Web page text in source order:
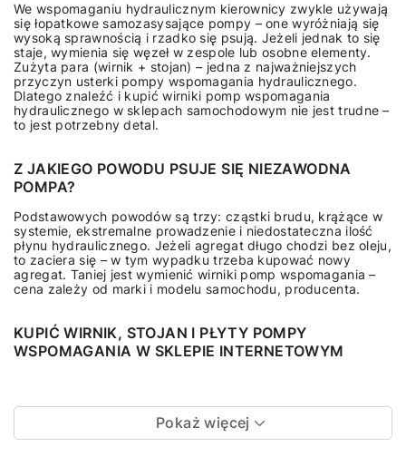
We wspomaganiu hydraulicznym kierownicy zwykle używają
się łopatkowe samozasysające pompy – one wyróżniają się
wysoką sprawnością i rzadko się psują. Jeżeli jednak to się
staje, wymienia się węzeł w zespole lub osobne elementy.
Zużyta para (wirnik + stojan) – jedna z najważniejszych
przyczyn usterki pompy wspomagania hydraulicznego.
Dlatego znaleźć i kupić wirniki pomp wspomagania
hydraulicznego w sklepach samochodowym nie jest trudne –
to jest potrzebny detal.
Z JAKIEGO POWODU PSUJE SIĘ NIEZAWODNA
POMPA?
Podstawowych powodów są trzy: cząstki brudu, krążące w
systemie, ekstremalne prowadzenie i niedostateczna ilość
płynu hydraulicznego. Jeżeli agregat długo chodzi bez oleju,
to zaciera się – w tym wypadku trzeba kupować nowy
agregat. Taniej jest wymienić wirniki pomp wspomagania –
cena zależy od marki i modelu samochodu, producenta.
KUPIĆ WIRNIK, STOJAN I PŁYTY POMPY
WSPOMAGANIA W SKLEPIE INTERNETOWYM
Pokaż więcej